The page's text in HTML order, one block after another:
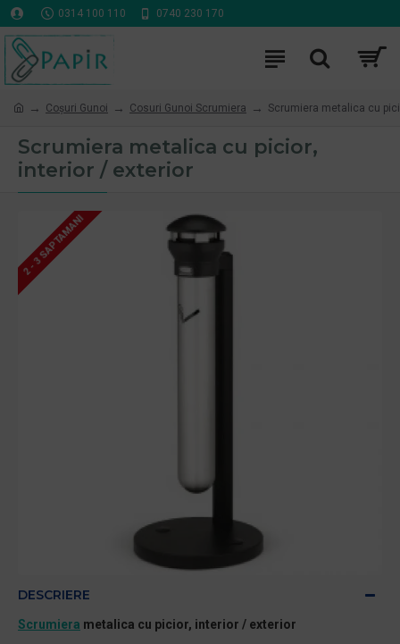
0314 100 110 0740 230 170
Coşuri Gunoi Cosuri Gunoi Scrumiera Scrumiera metalica cu
Scrumiera metalica cu picior,
interior / exterior
2 - 3 SAPTAMANI
DESCRIERE
Scrumiera metalica cu picior, interior / exterior